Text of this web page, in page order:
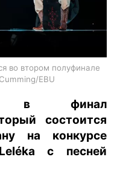
во втором полуфинале
EBU
в финал
состоится
на конкурсе
с песней